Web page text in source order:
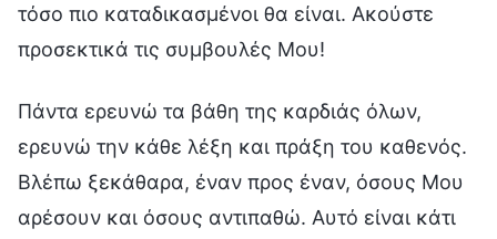
τόσο πιο καταδικασμένοι θα είναι. Ακούστε
προσεκτικά τις συμβουλές Μου!
Πάντα ερευνώ τα βάθη της καρδιάς όλων,
ερευνώ την κάθε λέξη και πράξη του καθενός.
Βλέπω ξεκάθαρα, έναν προς έναν, όσους Μου
αρέσουν και όσους αντιπαθώ. Αυτό είναι κάτι